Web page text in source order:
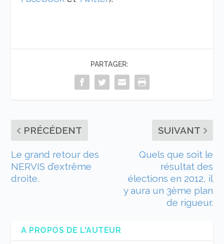
PARTAGER:
PRÉCÉDENT
Le grand retour des
NERVIS d’extrême
droite.
SUIVANT
Quels que soit le
résultat des
élections en 2012, il
y aura un 3ème plan
de rigueur.
A PROPOS DE L'AUTEUR